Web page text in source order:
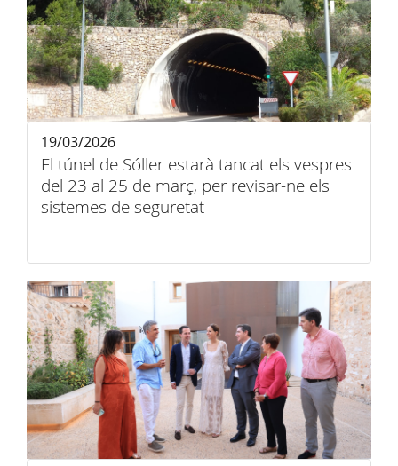
El túnel de Sóller estarà tancat els vespres
del 23 al 25 de març, per revisar-ne els
sistemes de seguretat
19/03/2026